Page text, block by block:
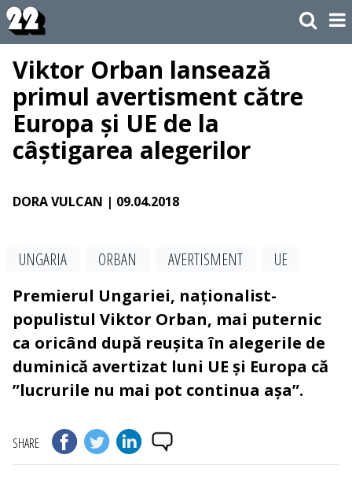
Viktor Orban lansează
primul avertisment către
Europa și UE de la
câștigarea alegerilor
DORA VULCAN | 09.04.2018
UNGARIA ORBAN AVERTISMENT
UE
Premierul Ungariei, naționalist-
populistul Viktor Orban, mai puternic
ca oricând după reușita în alegerile de
duminică avertizat luni UE și Europa că
”lucrurile nu mai pot continua așa”.
SHARE